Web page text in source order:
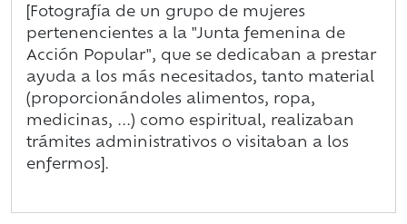
[Fotografía de un grupo de mujeres
pertenencientes a la "Junta femenina de
Acción Popular", que se dedicaban a prestar
ayuda a los más necesitados, tanto material
(proporcionándoles alimentos, ropa,
medicinas, ...) como espiritual, realizaban
trámites administrativos o visitaban a los
enfermos].